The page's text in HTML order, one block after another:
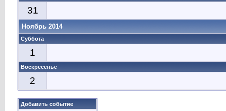
31
Ноябрь 2014
Суббота
1
Воскресенье
2
Добавить событие